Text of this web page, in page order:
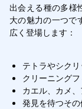
出会える種の多様
大の魅力の一つで
広く登場します：
テトラやシク
クリーニング
カエル、カメ
発見を待つそ